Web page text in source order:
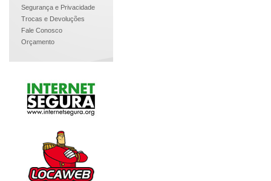
Segurança e Privacidade
Trocas e Devoluções
Fale Conosco
Orçamento